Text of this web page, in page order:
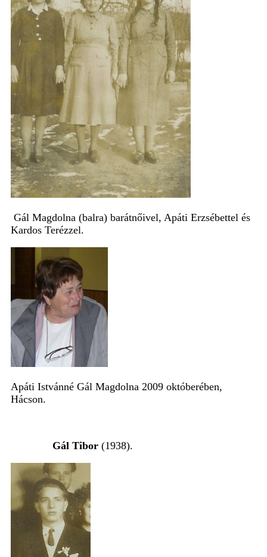
Gál Magdolna (balra) barátnőivel, Apáti Erzsébettel és
Kardos Terézzel.
Apáti Istvánné Gál Magdolna 2009 októberében,
Hácson.
Gál Tibor (1938).